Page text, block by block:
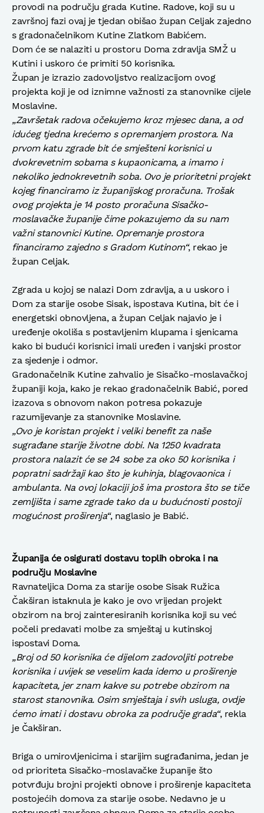
provodi na području grada Kutine. Radove, koji su u
završnoj fazi ovaj je tjedan obišao župan Celjak zajedno
s gradonačelnikom Kutine Zlatkom Babićem.
Dom će se nalaziti u prostoru Doma zdravlja SMŽ u
Kutini i uskoro će primiti 50 korisnika.
Župan je izrazio zadovoljstvo realizacijom ovog
projekta koji je od iznimne važnosti za stanovnike cijele
Moslavine.
„Završetak radova očekujemo kroz mjesec dana, a od
idućeg tjedna krećemo s opremanjem prostora. Na
prvom katu zgrade bit će smješteni korisnici u
dvokrevetnim sobama s kupaonicama, a imamo i
nekoliko jednokrevetnih soba. Ovo je prioritetni projekt
kojeg financiramo iz županijskog proračuna. Trošak
ovog projekta je 14 posto proračuna Sisačko-
moslavačke županije čime pokazujemo da su nam
važni stanovnici Kutine. Opremanje prostora
financiramo zajedno s Gradom Kutinom“, rekao je
župan Celjak.
Zgrada u kojoj se nalazi Dom zdravlja, a u uskoro i
Dom za starije osobe Sisak, ispostava Kutina, bit će i
energetski obnovljena, a župan Celjak najavio je i
uređenje okoliša s postavljenim klupama i sjenicama
kako bi budući korisnici imali uređen i vanjski prostor
za sjedenje i odmor.
Gradonačelnik Kutine zahvalio je Sisačko-moslavačkoj
županiji koja, kako je rekao gradonačelnik Babić, pored
izazova s obnovom nakon potresa pokazuje
razumijevanje za stanovnike Moslavine.
„Ovo je koristan projekt i veliki benefit za naše
sugrađane starije životne dobi. Na 1250 kvadrata
prostora nalazit će se 24 sobe za oko 50 korisnika i
popratni sadržaji kao što je kuhinja, blagovaonica i
ambulanta. Na ovoj lokaciji još ima prostora što se tiče
zemljišta i same zgrade tako da u budućnosti postoji
mogućnost proširenja“, naglasio je Babić.
Županija će osigurati dostavu toplih obroka i na
području Moslavine
Ravnateljica Doma za starije osobe Sisak Ružica
Čakširan istaknula je kako je ovo vrijedan projekt
obzirom na broj zainteresiranih korisnika koji su već
počeli predavati molbe za smještaj u kutinskoj
ispostavi Doma.
„Broj od 50 korisnika će dijelom zadovoljiti potrebe
korisnika i uvijek se veselim kada idemo u proširenje
kapaciteta, jer znam kakve su potrebe obzirom na
starost stanovnika. Osim smještaja i svih usluga, ovdje
ćemo imati i dostavu obroka za područje grada“, rekla
je Čakširan.
Briga o umirovljenicima i starijim sugrađanima, jedan je
od prioriteta Sisačko-moslavačke županije što
potvrđuju brojni projekti obnove i proširenje kapaciteta
postojećih domova za starije osobe. Nedavno je u